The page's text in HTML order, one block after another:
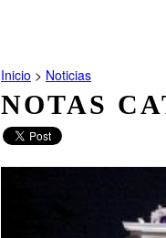
Inicio > Noticias
NOTAS